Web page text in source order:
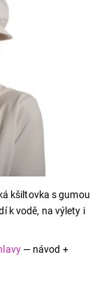
kšiltovka s gumou
k vodě, na výlety i
— návod +